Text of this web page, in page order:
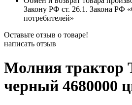
Закону РФ ст. 26.1. Закона РФ
потребителей»
Оставьте отзыв о товаре!
написать отзыв
Молния трактор
черный 4680000